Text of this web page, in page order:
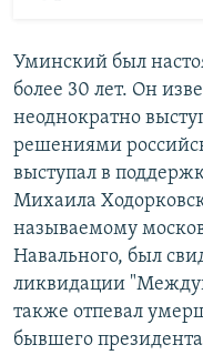
Уминский был
более 30 лет. Он
неоднократно
решениями
выступал в
Михаила
называемому
Навального, был
ликвидации
также отпевал
бывшего